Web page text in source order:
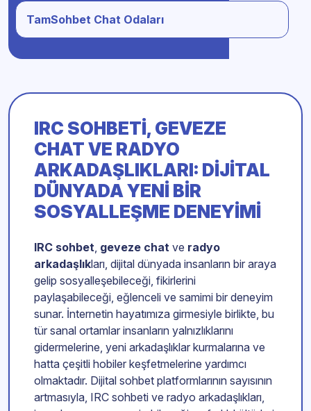
TamSohbet Chat Odaları
IRC SOHBETI, GEVEZE
CHAT VE RADYO
ARKADAŞLIKLARI: DIJITAL
DÜNYADA YENI BIR
SOSYALLEŞME DENEYIMI
IRC sohbet, geveze chat ve radyo
arkadaşlıkları, dijital dünyada insanların bir araya
gelip sosyalleşebileceği, fikirlerini
paylaşabileceği, eğlenceli ve samimi bir deneyim
sunar. İnternetin hayatımıza girmesiyle birlikte, bu
tür sanal ortamlar insanların yalnızlıklarını
gidermelerine, yeni arkadaşlıklar kurmalarına ve
hatta çeşitli hobiler keşfetmelerine yardımcı
olmaktadır. Dijital sohbet platformlarının sayısının
artmasıyla, IRC sohbeti ve radyo arkadaşlıkları,